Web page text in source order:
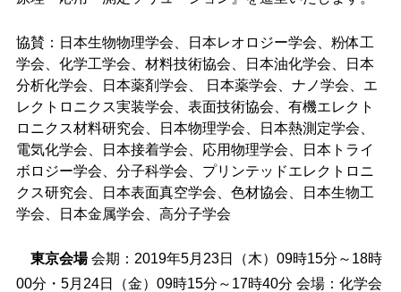
協賛：日本生物物理学会、日本レオロジー学会、粉体工
学会、化学工学会、材料技術協会、日本油化学会、日本
分析化学会、日本薬剤学会、 日本薬学会、ナノ学会、エ
レクトロニクス実装学会、表面技術協会、有機エレクト
ロニクス材料研究会、日本物理学会、日本熱測定学会、
電気化学会、日本接着学会、応用物理学会、日本トライ
ボロジー学会、分子科学会、プリンテッドエレクトロニ
クス研究会、日本表面真空学会、色材協会、日本生物工
学会、日本金属学会、高分子学会
東京会場会期：2019年5月23日（木）09時15分～18時
00分・5月24日（金）09時15分～17時40分 会場：化学会